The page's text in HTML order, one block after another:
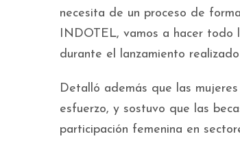
necesita de un proceso de
INDOTEL, vamos a hacer todo
durante el lanzamiento
Detalló además que las
esfuerzo, y sostuvo que las
participación femenina en